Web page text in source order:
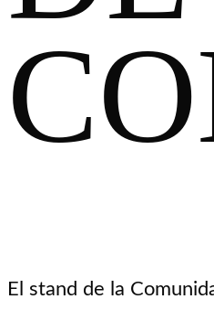
El stand de la